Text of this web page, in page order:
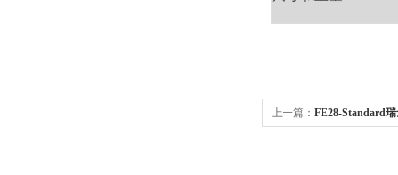
上一篇： FE28-Standard